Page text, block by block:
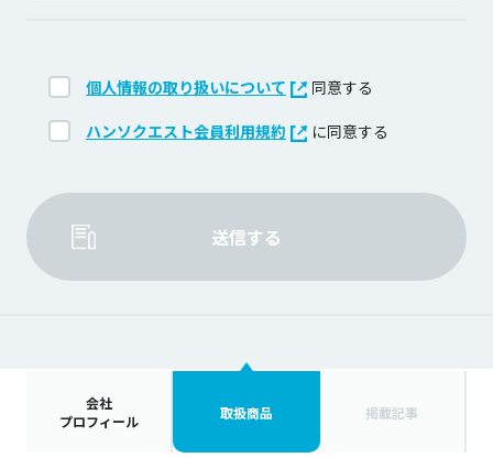
個人情報の取り扱いについて 同意する
ハンソクエスト会員利用規約 に同意する
送信する
会社
プロフィール
取扱商品 掲載記事